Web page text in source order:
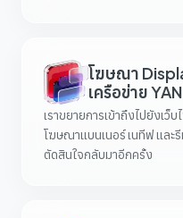
โฆษณา
เครือข่าย YAN
เราขยายการเข้าถึงไปยังเ
โฆษณาแบนเนอร์ เนทีฟ และ
ตัดสินใจกลับมาอีกครั้ง